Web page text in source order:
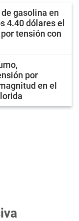
gasolina en
4.40 dólares el
tensión con
por
en el